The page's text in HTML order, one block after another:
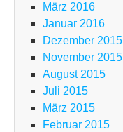
März 2016
Januar 2016
Dezember 2015
November 2015
August 2015
Juli 2015
März 2015
Februar 2015